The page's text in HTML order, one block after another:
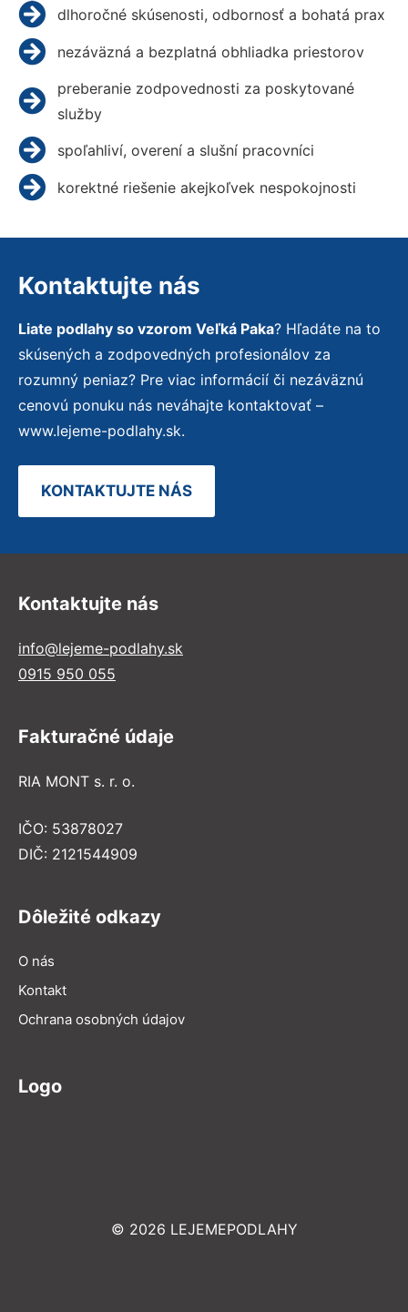
dlhoročné skúsenosti, odbornosť a bohatá prax
nezáväzná a bezplatná obhliadka priestorov
preberanie zodpovednosti za poskytované
služby
spoľahliví, overení a slušní pracovníci
korektné riešenie akejkoľvek nespokojnosti
Kontaktujte nás
Liate podlahy so vzorom Veľká Paka? Hľadáte na to
skúsených a zodpovedných profesionálov za
rozumný peniaz? Pre viac informácií či nezáväznú
cenovú ponuku nás neváhajte kontaktovať –
www.lejeme-podlahy.sk.
KONTAKTUJTE NÁS
Kontaktujte nás
info@lejeme-podlahy.sk
0915 950 055
Fakturačné údaje
RIA MONT s. r. o.
IČO: 53878027
DIČ: 2121544909
Dôležité odkazy
O nás
Kontakt
Ochrana osobných údajov
Logo
© 2026 LEJEMEPODLAHY